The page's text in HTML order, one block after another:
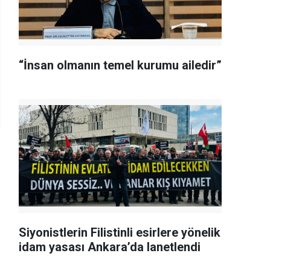
“İnsan olmanın temel kurumu ailedir”
Siyonistlerin Filistinli esirlere yönelik
idam yasası Ankara’da lanetlendi